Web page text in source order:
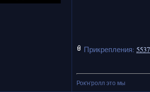
Прикрепления:
Рок'н'ролл это мы